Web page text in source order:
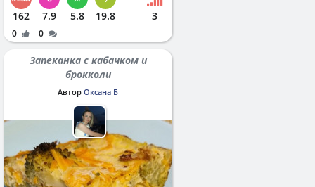
162 7.9 5.8 19.8 3
0 0
Запеканка с кабачком и
брокколи
Автор Оксана Б